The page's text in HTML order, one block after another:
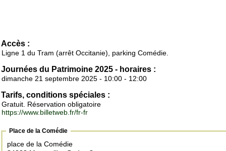
Accès :
Ligne 1 du Tram (arrêt Occitanie), parking Comédie.
Journées du Patrimoine 2025 - horaires :
dimanche 21 septembre 2025 - 10:00 - 12:00
Tarifs, conditions spéciales :
Gratuit. Réservation obligatoire
https://www.billetweb.fr/fr-fr
Place de la Comédie
place de la Comédie